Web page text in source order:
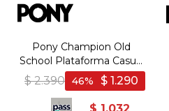
Pony Champion Old
School Plataforma Casual
Lona-Gamuza Yellow -
Amarillo
$ 2.390 $ 1.290
46
$ 1.032